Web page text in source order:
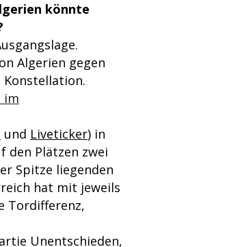
könnte
Algerien gegen
Konstellation.
im
und Liveticker) in
den Plätzen zwei
Spitze liegenden
hat mit jeweils
Tordifferenz,
Unentschieden,